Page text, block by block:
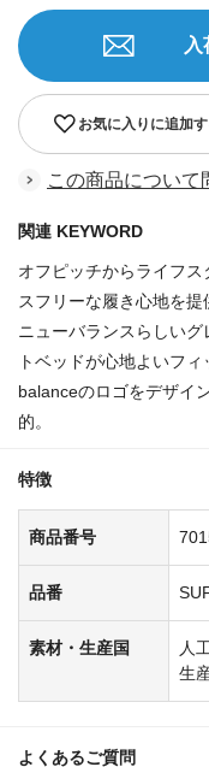
お気に入りに追加
この商品について
関連 KEYWORD
オフピッチからライフ
スフリーな履き心地を
ニューバランスらしい
トベッドが心地よいフ
balanceのロゴをデザイ
的。
特徴
商品番号
品番
素材・生産国
人
生
よくあるご質問